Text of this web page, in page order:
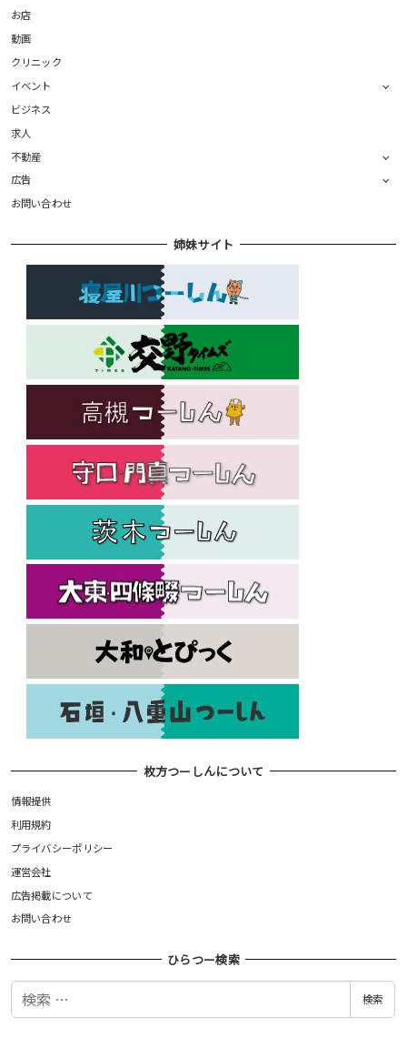
お店
動画
クリニック
イベント
ビジネス
求人
不動産
広告
お問い合わせ
姉妹サイト
枚方つーしんについて
情報提供
利用規約
プライバシーポリシー
運営会社
広告掲載について
お問い合わせ
ひらつー検索
検
検索